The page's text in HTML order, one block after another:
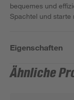
bequemes und
Spachtel und starte
Eigenschaften
Ähnliche